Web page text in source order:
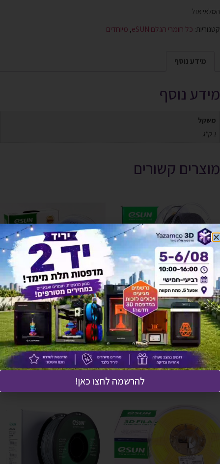
המלאי אזל
קטגוריות: כל חומרי הגלם eSUN , מיוחדים
מידע נוסף
מידע נוסף
משקל
1 ק"ג
מוצרים קשורים
אזל זמנית
eSteel eSUN (חלקיקי פלדה עם
PLA)
₪262
מידע נוסף
אזל זמנית
eCCT eSUN מחליף צבע בשינוי
טמפרטורה – כחול
₪110
מידע נוסף
להרשמה לחצו כאן!